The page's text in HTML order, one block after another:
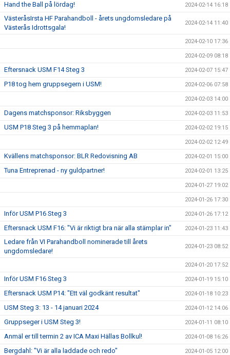
Hand the Ball på lördag! 2024-02-14 16:18
VästeråsIrsta HF Parahandboll - årets ungdomsledare på
Västerås Idrottsgala!
2024-02-14 11:40
2024-02-10 17:36
2024-02-09 08:18
Eftersnack USM F14 Steg 3 2024-02-07 15:47
P18 tog hem gruppsegern i USM! 2024-02-06 07:58
2024-02-03 14:00
Dagens matchsponsor: Riksbyggen 2024-02-03 11:53
USM P18 Steg 3 på hemmaplan! 2024-02-02 19:15
2024-02-02 12:49
Kvällens matchsponsor: BLR Redovisning AB 2024-02-01 15:00
Tuna Entreprenad - ny guldpartner! 2024-02-01 13:25
2024-01-27 19:02
2024-01-26 17:30
Inför USM P16 Steg 3 2024-01-26 17:12
Eftersnack USM F16: "Vi är riktigt bra när alla stämplar in" 2024-01-23 11:43
Ledare från VI Parahandboll nominerade till årets
ungdomsledare!
2024-01-23 08:52
2024-01-20 17:52
Inför USM F16 Steg 3 2024-01-19 15:10
Eftersnack USM P14: "Ett väl godkänt resultat" 2024-01-18 10:23
USM Steg 3: 13 - 14 januari 2024 2024-01-12 14:06
Gruppseger i USM Steg 3! 2024-01-11 08:10
Anmäl er till termin 2 av ICA Maxi Hällas Bollkul! 2024-01-08 16:26
Bergdahl: "Vi är alla laddade och redo" 2024-01-05 12:00